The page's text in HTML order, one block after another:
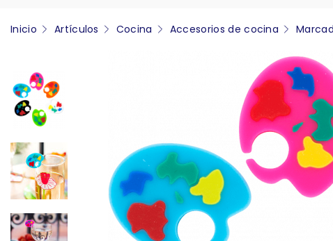
Inicio Artículos Cocina Accesorios de cocina